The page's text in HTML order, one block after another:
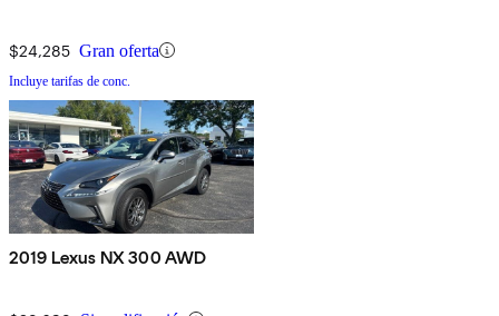
$24,285 Gran oferta
Incluye tarifas de conc.
2019 Lexus NX 300 AWD